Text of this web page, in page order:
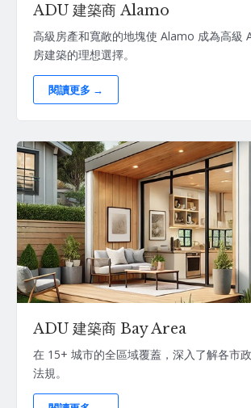
ADU 建築商 Alamo
高級房產和寬敞的地塊使 Alamo 成為高級
房建築的理想選擇。
閱讀更多 →
ADU 建築商 Bay Area
在 15+ 城市的全區域覆蓋，深入了解各市
法規。